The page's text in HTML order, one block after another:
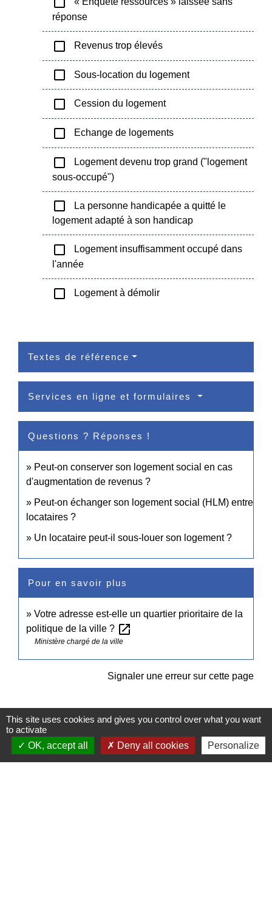
réponse
check_box_outline_blank Revenus trop élevés
check_box_outline_blank Sous-location du logement
check_box_outline_blank Cession du logement
check_box_outline_blank Echange de logements
check_box_outline_blank
Logement devenu trop grand ("logement
sous-occupé")
check_box_outline_blank
La personne handicapée a quitté le
logement adapté à son handicap
check_box_outline_blank
Logement insuffisamment occupé dans
l'année
check_box_outline_blank Logement à démolir
Textes de référence
Services en ligne et formulaires
Questions ? Réponses !
Peut-on conserver son logement social en cas
d'augmentation de revenus ?
Peut-on échanger son logement social (HLM) entre
locataires ?
Un locataire peut-il sous-louer son logement ?
Pour en savoir plus
Votre adresse est-elle un quartier prioritaire de la
politique de la ville ? open_in_new
Ministère chargé de la ville
Signaler une erreur sur cette page
Contacts
This site uses cookies and gives you control over what you want
to activate
OK, accept all
Deny all cookies Personalize